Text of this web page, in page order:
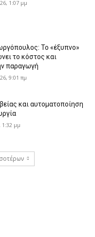
1:07 μμ
Το «έξυπνο»
το κόστος και
παραγωγή
9:01 πμ
και αυτοματοποίηση
1:32 μμ